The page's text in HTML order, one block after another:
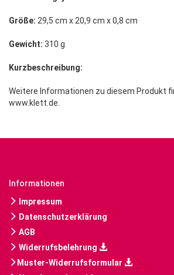
Größe: 29,5 cm x 20,9 cm x 0,8 cm
Gewicht: 310 g
Kurzbeschreibung:
Weitere Informationen zu diesem Produkt
www.klett.de.
Informationen
Impressum
Datenschutzerklärung
AGB
Widerrufsbelehrung
Muster-Widerrufsformular